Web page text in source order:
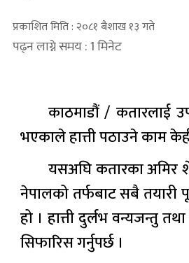
प्रकाशित मिति : २०८१ बैशाख १३ गते
पढ्न लाग्ने समय : 1 मिनेट
काठमाडौं / कतारलाई
भएकाले हात्ती पठाउने काम
यसअघि कतारका अमिर
नेपालको तर्फबाट सबै तयारी
हो । हात्ती दुर्लभ वन्यजन्तु
सिफारिस गर्नुपर्छ ।